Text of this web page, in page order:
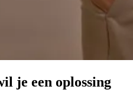
je een oplossing